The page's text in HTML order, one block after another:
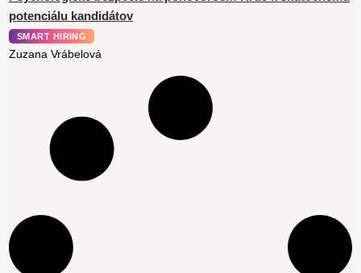
potenciálu kandidátov
SMART HIRING
Zuzana Vrábelová